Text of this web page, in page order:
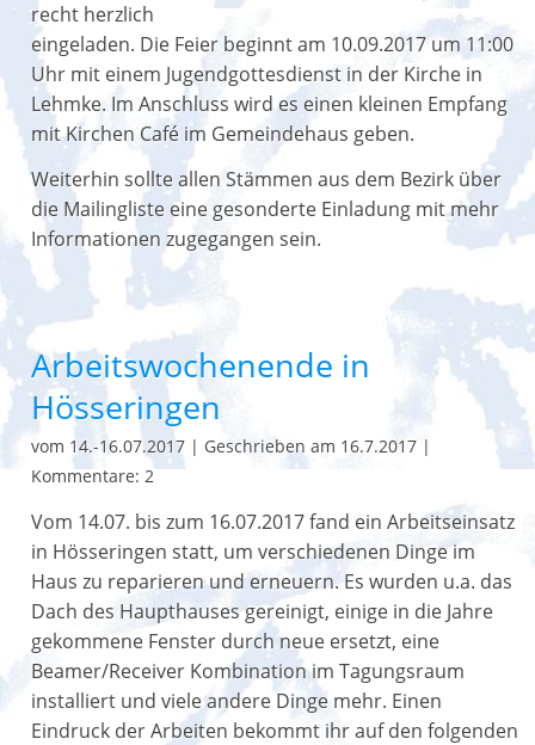
recht herzlich
eingeladen. Die Feier beginnt am 10.09.2017 um 11:00
Uhr mit einem Jugendgottesdienst in der Kirche in
Lehmke. Im Anschluss wird es einen kleinen Empfang
mit Kirchen Café im Gemeindehaus geben.
Weiterhin sollte allen Stämmen aus dem Bezirk über
die Mailingliste eine gesonderte Einladung mit mehr
Informationen zugegangen sein.
Arbeitswochenende in
Hösseringen
vom 14.-16.07.2017 | Geschrieben am 16.7.2017 |
Kommentare: 2
Vom 14.07. bis zum 16.07.2017 fand ein Arbeitseinsatz
in Hösseringen statt, um verschiedenen Dinge im
Haus zu reparieren und erneuern. Es wurden u.a. das
Dach des Haupthauses gereinigt, einige in die Jahre
gekommene Fenster durch neue ersetzt, eine
Beamer/Receiver Kombination im Tagungsraum
installiert und viele andere Dinge mehr. Einen
Eindruck der Arbeiten bekommt ihr auf den folgenden